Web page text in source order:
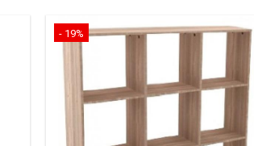
- 19%